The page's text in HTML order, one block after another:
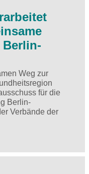
Weg zur
für die
Berlin-
Verbände der